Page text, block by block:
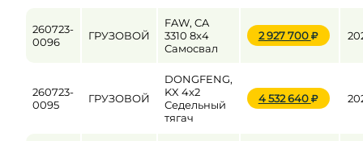
260723-
0096
ГРУЗОВОЙ
FAW, CA
3310 8x4
Самосвал
2 927 700
260723-
0095
ГРУЗОВОЙ
DONGFENG,
KX 4x2
Седельный
тягач
4 532 640